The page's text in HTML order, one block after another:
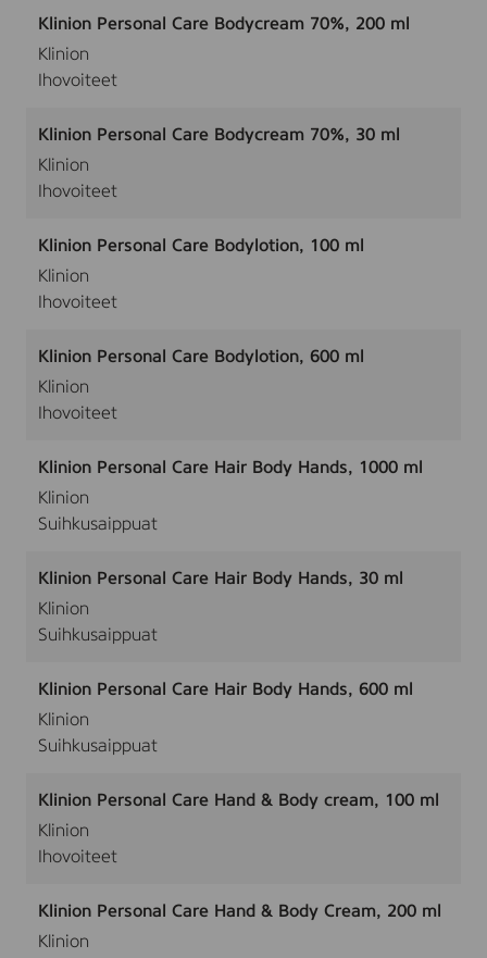
Klinion Personal Care Bodycream 70%, 200 ml
Klinion
Ihovoiteet
Klinion Personal Care Bodycream 70%, 30 ml
Klinion
Ihovoiteet
Klinion Personal Care Bodylotion, 100 ml
Klinion
Ihovoiteet
Klinion Personal Care Bodylotion, 600 ml
Klinion
Ihovoiteet
Klinion Personal Care Hair Body Hands, 1000 ml
Klinion
Suihkusaippuat
Klinion Personal Care Hair Body Hands, 30 ml
Klinion
Suihkusaippuat
Klinion Personal Care Hair Body Hands, 600 ml
Klinion
Suihkusaippuat
Klinion Personal Care Hand & Body cream, 100 ml
Klinion
Ihovoiteet
Klinion Personal Care Hand & Body Cream, 200 ml
Klinion